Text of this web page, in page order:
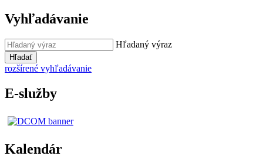
Vyhľadávanie
Hľadaný výraz
Hľadať
rozšírené vyhľadávanie
E-služby
Kalendár